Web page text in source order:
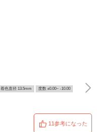
着色直径 13.5mm 度数 ±0.00~ -10.00
11参考になった